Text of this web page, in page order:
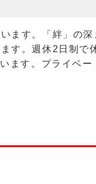
ます。「絆」の
す。週休2日制で
ます。プライベー